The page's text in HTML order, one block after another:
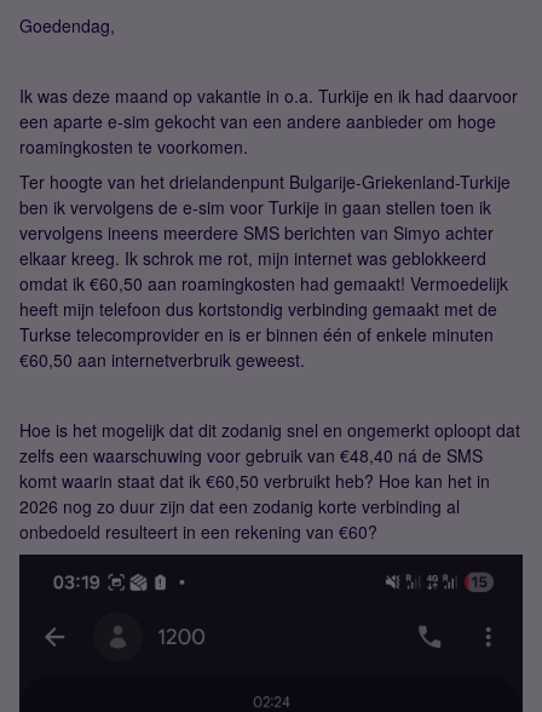
Goedendag,
Ik was deze maand op vakantie in o.a. Turkije en ik had daarvoor
een aparte e-sim gekocht van een andere aanbieder om hoge
roamingkosten te voorkomen.
Ter hoogte van het drielandenpunt Bulgarije-Griekenland-Turkije
ben ik vervolgens de e-sim voor Turkije in gaan stellen toen ik
vervolgens ineens meerdere SMS berichten van Simyo achter
elkaar kreeg. Ik schrok me rot, mijn internet was geblokkeerd
omdat ik €60,50 aan roamingkosten had gemaakt! Vermoedelijk
heeft mijn telefoon dus kortstondig verbinding gemaakt met de
Turkse telecomprovider en is er binnen één of enkele minuten
€60,50 aan internetverbruik geweest.
Hoe is het mogelijk dat dit zodanig snel en ongemerkt oploopt dat
zelfs een waarschuwing voor gebruik van €48,40 ná de SMS
komt waarin staat dat ik €60,50 verbruikt heb? Hoe kan het in
2026 nog zo duur zijn dat een zodanig korte verbinding al
onbedoeld resulteert in een rekening van €60?